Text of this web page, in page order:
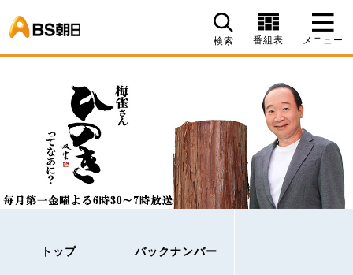
検索 番組表 メニュー
トップ バックナンバー